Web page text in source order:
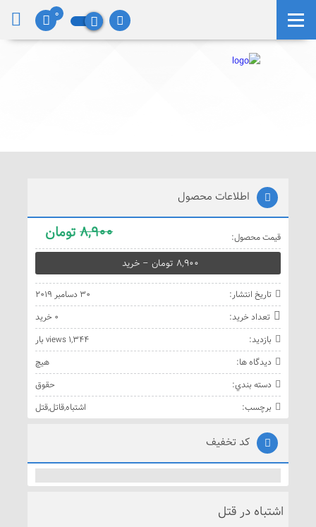
اطلاعات محصول
قيمت محصول: 8,900تومان
8,900 تومان – خريد
تاريخ انتشار:
30 دسامبر 2019
تعداد خريد:
0 خريد
بازديد:
1,344 views بار
ديدگاه ها:
هيچ
دسته بندي:
حقوق
برچسب:
اشتباه,قاتل,قتل
کد تخفیف
اشتباه در قتل
0